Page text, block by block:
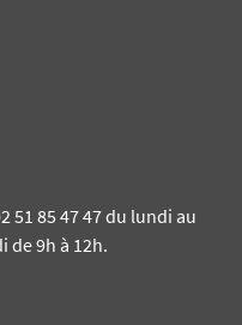
51 85 47 47 du lundi au
de 9h à 12h.